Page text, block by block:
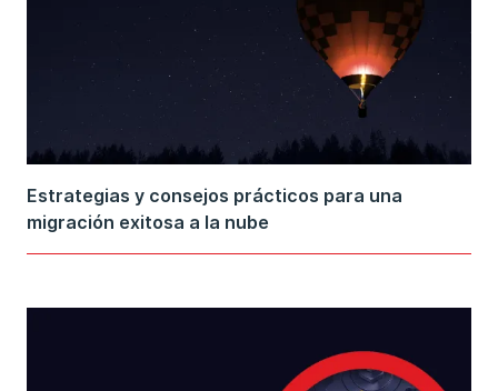
Estrategias y consejos prácticos para una
migración exitosa a la nube